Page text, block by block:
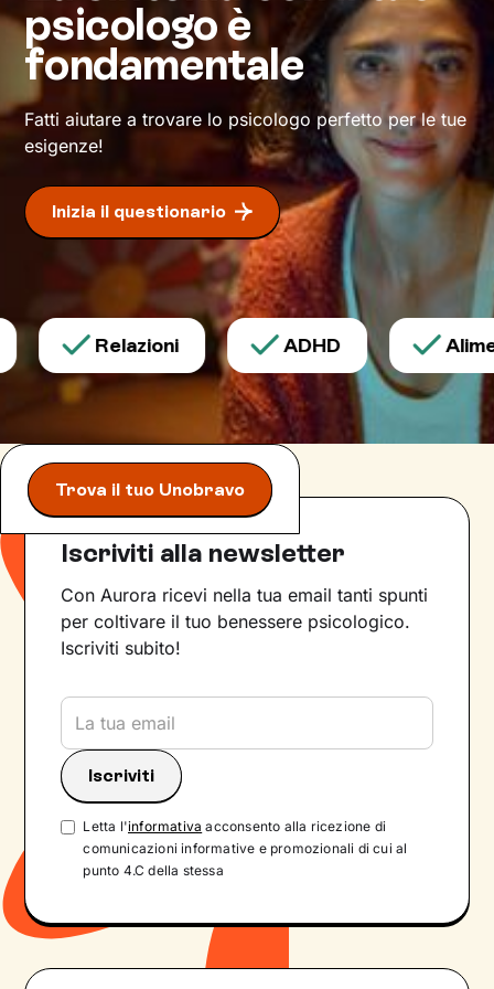
Daremo il via a un cammino che ti condurrà su
strade mai percorse prima, verso il benessere
che desideri.
psicologo è
fondamentale
Fatti aiutare a trovare lo psicologo perfetto per le tue
esigenze!
Inizia il questionario
Relazioni ADHD
Trova il tuo Unobravo
Iscriviti alla newsletter
Con Aurora ricevi nella tua email tanti spunti
per coltivare il tuo benessere psicologico.
Iscriviti subito!
Letta l'informativa acconsento alla ricezione di
comunicazioni informative e promozionali di cui al
punto 4.C della stessa